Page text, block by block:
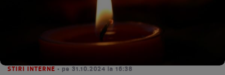
STIRI INTERNE • pe 31.10.2024 la 16:38